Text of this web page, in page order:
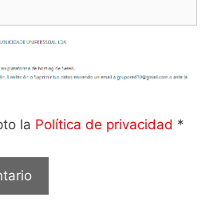
la Política de privacidad *